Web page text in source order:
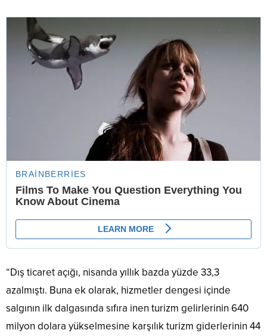
“Dış ticaret açığı, nisanda yıllık bazda yüzde 33,3
azalmıştı. Buna ek olarak, hizmetler dengesi içinde
salgının ilk dalgasında sıfıra inen turizm gelirlerinin 640
milyon dolara yükselmesine karşılık turizm giderlerinin 44